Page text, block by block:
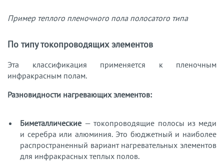
Пример теплого пленочного пола полосатого типа
По типу токопроводящих элементов
Эта классификация применяется к пленочным
инфракрасным полам.
Разновидности нагревающих элементов:
Биметаллические — токопроводящие полосы из меди
и серебра или алюминия. Это бюджетный и наиболее
распространенный вариант нагревательных элементов
для инфракрасных теплых полов.